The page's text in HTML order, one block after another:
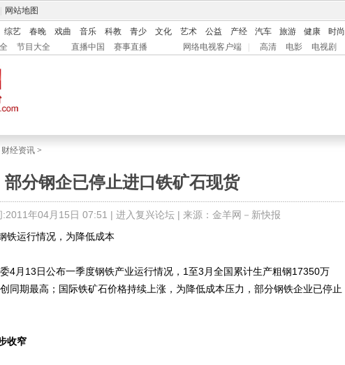
网站地图
综艺 春晚 戏曲 音乐 科教 青少 文化 艺术 公益 产经 汽车 旅游 健康 时尚
节目大全 直播中国 赛事直播 网络电视客户端 高清 电影 电视剧
财经资讯 >
部分钢企已停止进口铁矿石现货
:2011年04月15日 07:51 | 进入复兴论坛| 来源：金羊网－新快报
运行情况，为降低成本
月13日公布一季度钢铁产业运行情况，1至3月全国累计生产粗钢17350万
同期最高；国际铁矿石价格持续上涨，为降低成本压力，部分钢铁企业已停止
收窄